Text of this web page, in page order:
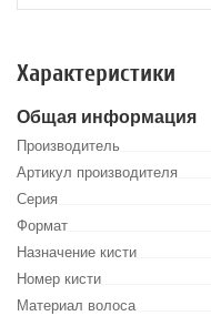
Характеристики
Общая информация
Производитель
Артикул производителя
Серия
Формат
Назначение кисти
Номер кисти
Материал волоса